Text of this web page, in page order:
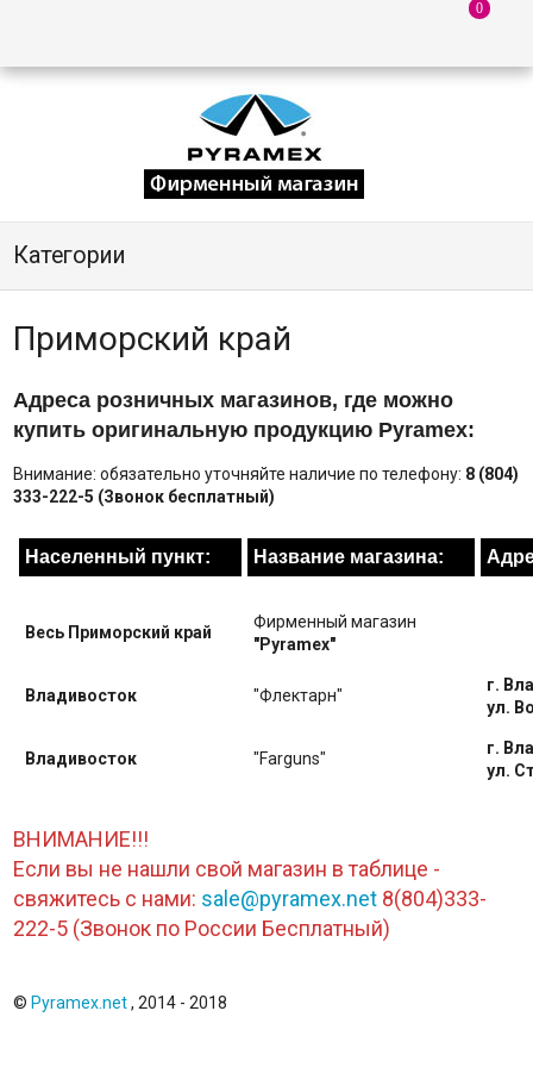
Категории
Приморский край
Адреса розничных магазинов, где можно
купить оригинальную продукцию Pyramex:
Внимание: обязательно уточняйте наличие по телефону: 8 (804)
333-222-5 (Звонок бесплатный)
Населенный пункт: Название магазина:
Весь Приморский край
Фирменный магазин
"Pyramex"
Владивосток "Флектарн"
г.
ул.
Владивосток "Farguns"
г.
ул.
ВНИМАНИЕ!!!
Если вы не нашли свой магазин в таблице -
свяжитесь с нами: sale@pyramex.net8(804)333-
222-5 (Звонок по России Бесплатный)
© Pyramex.net, 2014 - 2018